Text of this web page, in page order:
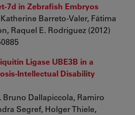
7d in Zebrafish Embryos
Barreto-Valer, Fátima
Raquel E. Rodríguez (2012)
Ligase UBE3B in a
Intellectual Disability
Bruno Dallapiccola, Ramiro
Segref, Holger Thiele,